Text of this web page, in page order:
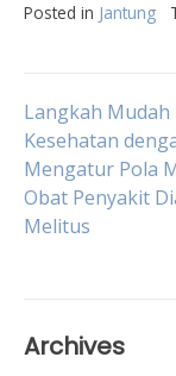
Posted in Jantung
Post
Langkah
Kesehatan
Mengatur Pola
Obat Penyakit
Melitus
Archives